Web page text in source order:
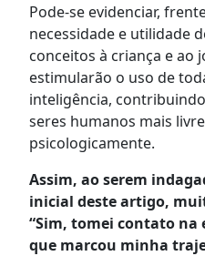
Pode-se evidenciar,
necessidade e utilidade
conceitos à criança e ao
estimularão o uso de
inteligência,
seres humanos mais
psicologicamente.
Assim, ao serem
inicial deste artigo,
“Sim, tomei contato na
que marcou minha